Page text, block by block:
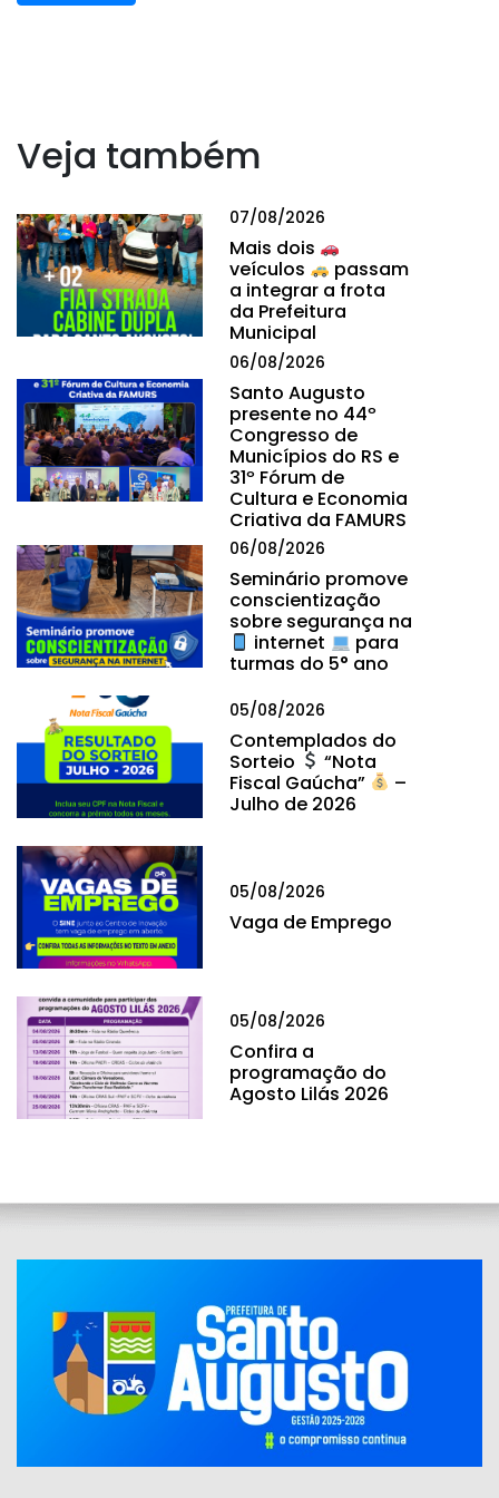
Veja também
07/08/2026
Mais dois
veículos
passam
a integrar a frota
da Prefeitura
Municipal
06/08/2026
Santo Augusto
presente no 44º
Congresso de
Municípios do RS e
31º Fórum de
Cultura e Economia
Criativa da FAMURS
06/08/2026
Seminário promove
conscientização
sobre segurança na
internet
para
turmas do 5° ano
05/08/2026
Contemplados do
Sorteio
“Nota
Fiscal Gaúcha”
–
Julho de 2026
05/08/2026
Vaga de Emprego
05/08/2026
Confira a
programação do
Agosto Lilás 2026